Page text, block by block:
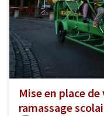
Mise en place
ramassage